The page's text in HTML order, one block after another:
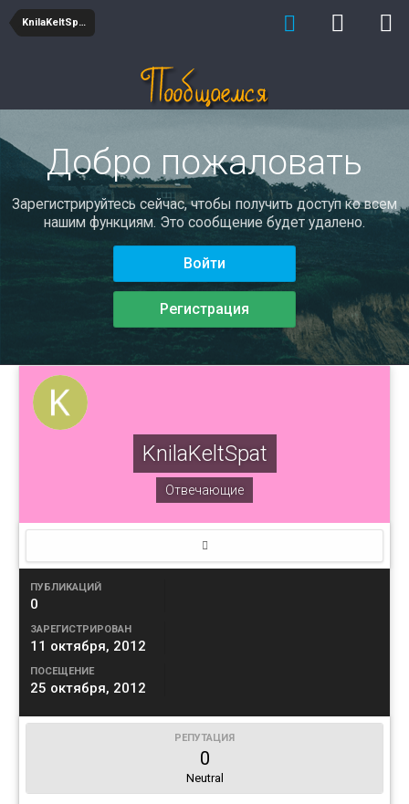
KnilaKeltSpat
Добро пожаловать
Зарегистрируйтесь сейчас, чтобы получить доступ ко всем
нашим функциям. Это сообщение будет удалено.
Войти
Регистрация
KnilaKeltSpat
Отвечающие
ПУБЛИКАЦИЙ
0
ЗАРЕГИСТРИРОВАН
11 октября, 2012
ПОСЕЩЕНИЕ
25 октября, 2012
РЕПУТАЦИЯ
0
Neutral